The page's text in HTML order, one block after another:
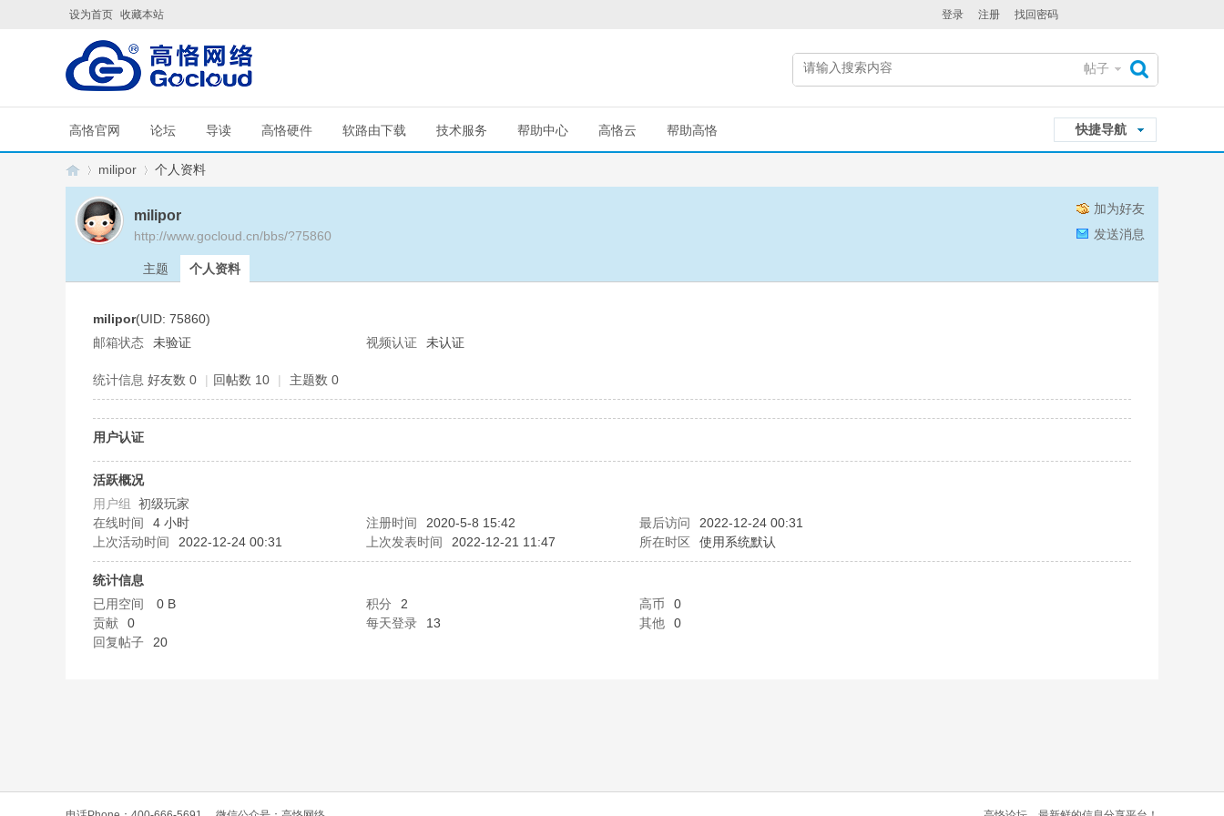
设为首页 收藏本站 登录 注册 找回密码
帖子
快捷导航
高恪官网 论坛 导读 高恪硬件 软路由下载 技术服务 帮助中心 高恪云 帮助高恪
L
milipor 个人资料
加为好友
发送消息
milipor
http://www.gocloud.cn/bbs/?75860
主题 个人资料
milipor(UID: 75860)
邮箱状态
未验证 视频认证 未认证
统计信息 好友数 0 | 回帖数 10 | 主题数 0
用户认证
活跃概况
用户组 初级玩家
在线时间
4 小时 注册时间 2020-5-8 15:42 最后访问
2022-12-24 00:31
上次活动时间
2022-12-24 00:31 上次发表时间 2022-12-21 11:47 所在时区 使用系统默认
统计信息
已用空间
0 B 积分 2 高币
0
贡献
0 每天登录 13 其他
0
回复帖子
20